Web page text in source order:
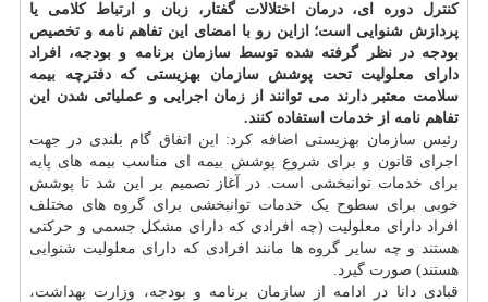
کنترل دوره ای، درمان اختلالات گفتار، زبان و ارتباط کلامی یا
پردازش شنوایی است؛ ازاین رو با امضای این تفاهم نامه و تخصیص
بودجه در نظر گرفته شده توسط سازمان برنامه و بودجه، افراد
دارای معلولیت تحت پوشش سازمان بهزیستی که دفترچه بیمه
سلامت معتبر دارند می توانند از زمان اجرایی و عملیاتی شدن این
تفاهم نامه از خدمات استفاده کنند.
رئیس سازمان بهزیستی اضافه کرد: این اتفاق گام بلندی در جهت
اجرای قانون و برای شروع پوشش بیمه ای مناسب بیمه های پایه
برای خدمات توانبخشی است. در آغاز تصمیم بر این شد تا پوشش
خوبی برای سطوح یک خدمات توانبخشی برای گروه های مختلف
افراد دارای معلولیت (چه افرادی که دارای مشکل جسمی و حرکتی
هستند و چه سایر گروه ها مانند افرادی که دارای معلولیت شنوایی
هستند) صورت گیرد.
قبادی دانا در ادامه از سازمان برنامه و بودجه، وزارت بهداشت،